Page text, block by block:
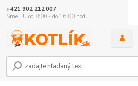
+421 902 212 007
Sme TU od 8:00 - do 16:00 hod